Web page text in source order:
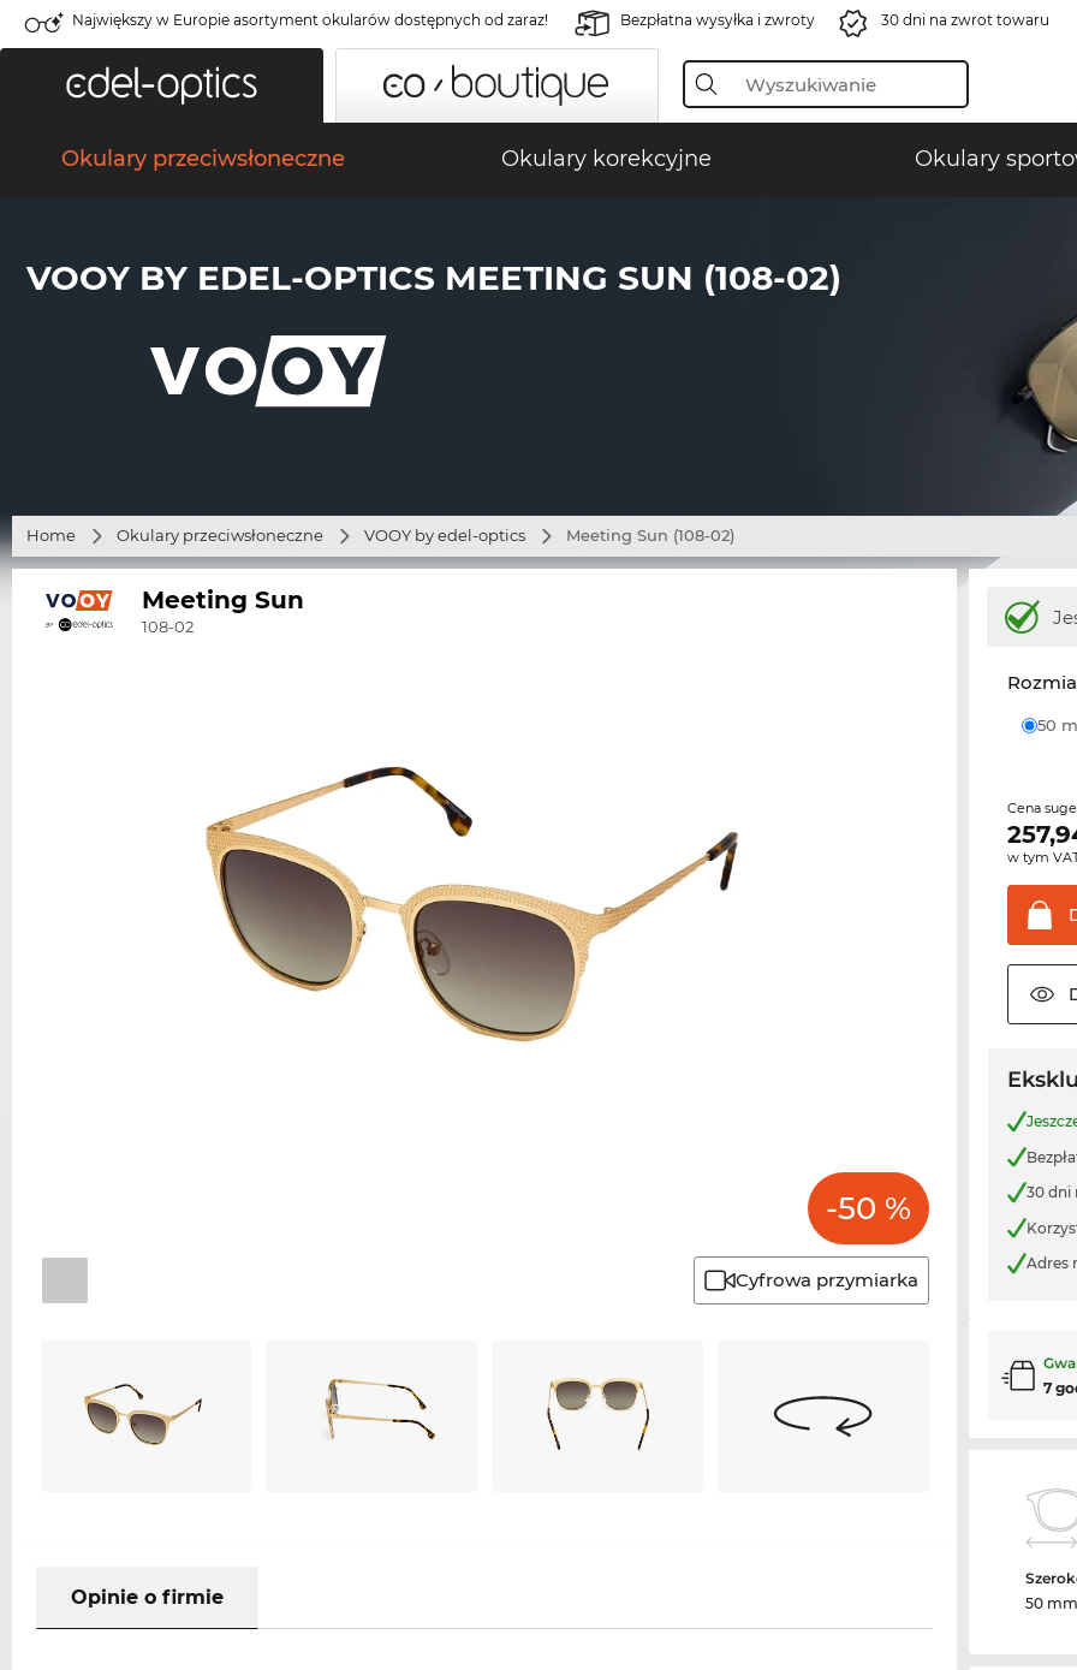
Największy w Europie asortyment okularów dostępnych od zaraz! Bezpłatna wysyłka i zwroty 30 dni na zwrot towaru
Okulary przeciwsłoneczne Okulary korekcyjne Okulary
VOOY BY EDEL-OPTICS MEETING SUN (108-02)
Home Okulary przeciwsłoneczne VOOY by edel-optics Meeting Sun (108-02)
Meeting Sun
108-02
-50 %
Cyfrowa przymiarka
Opinie o firmie
50
Cena
w tym
30 dni
Adres
7
50 mm